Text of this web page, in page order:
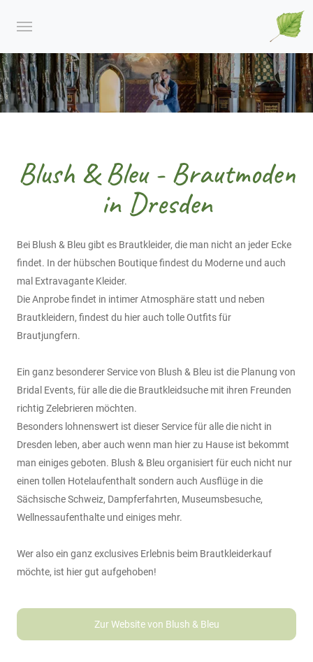
Blush & Bleu - Brautmoden
in Dresden
Bei Blush & Bleu gibt es Brautkleider, die man nicht an jeder Ecke
findet. In der hübschen Boutique findest du Moderne und auch
mal Extravagante Kleider.
Die Anprobe findet in intimer Atmosphäre statt und neben
Brautkleidern, findest du hier auch tolle Outfits für
Brautjungfern.
Ein ganz besonderer Service von Blush & Bleu ist die Planung von
Bridal Events, für alle die die Brautkleidsuche mit ihren Freunden
richtig Zelebrieren möchten.
Besonders lohnenswert ist dieser Service für alle die nicht in
Dresden leben, aber auch wenn man hier zu Hause ist bekommt
man einiges geboten. Blush & Bleu organisiert für euch nicht nur
einen tollen Hotelaufenthalt sondern auch Ausflüge in die
Sächsische Schweiz, Dampferfahrten, Museumsbesuche,
Wellnessaufenthalte und einiges mehr.
Wer also ein ganz exclusives Erlebnis beim Brautkleiderkauf
möchte, ist hier gut aufgehoben!
Zur Website von Blush & Bleu